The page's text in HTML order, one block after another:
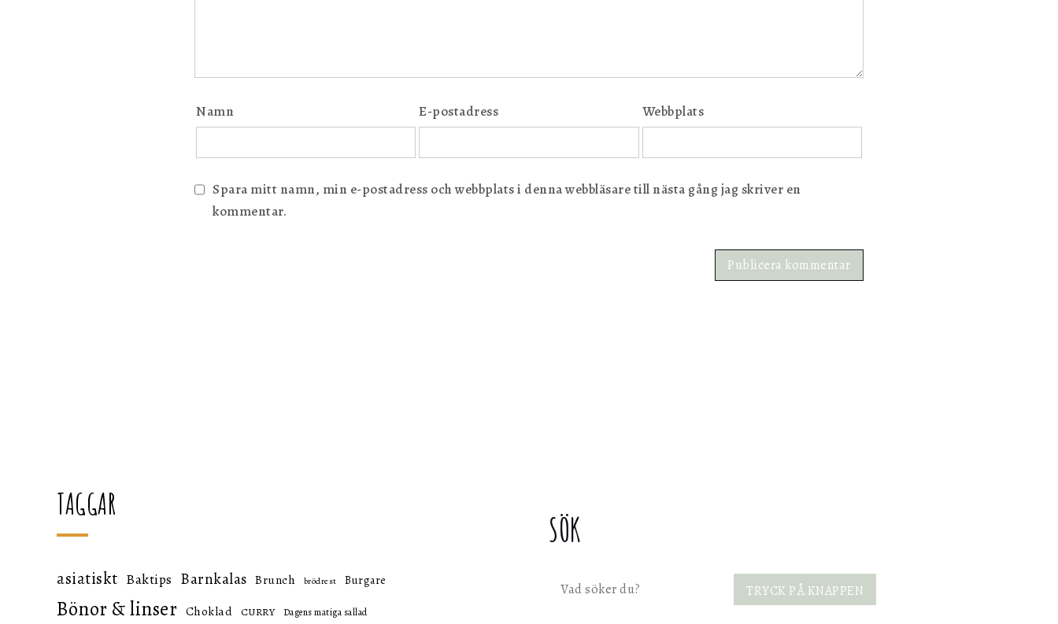
Namn E-postadress Webbplats
Spara mitt namn, min e-postadress och webbplats i denna webbläsare till nästa gång jag skriver en
kommentar.
TAGGAR
asiatiskt Baktips Barnkalas Brunch brödrest Burgare
Bönor & linser Choklad CURRY Dagens matiga sallad
SÖK
Sök TRYCK PÅ KNAPPEN